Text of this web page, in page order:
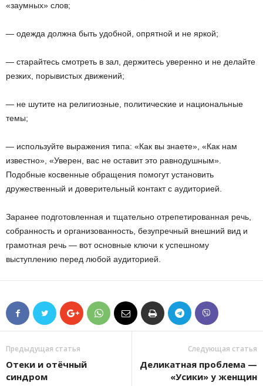
«заумных» слов;
— одежда должна быть удобной, опрятной и не яркой;
— старайтесь смотреть в зал, держитесь уверенно и не делайте
резких, порывистых движений;
— не шутите на религиозные, политические и национальные
темы;
— используйте выражения типа: «Как вы знаете», «Как нам
известно», «Уверен, вас не оставит это равнодушным».
Подобные косвенные обращения помогут установить
дружественный и доверительный контакт с аудиторией.
Заранее подготовленная и тщательно отрепетированная речь,
собранность и организованность, безупречный внешний вид и
грамотная речь — вот основные ключи к успешному
выступлению перед любой аудиторией.
Предыдущая статья
Отеки и отёчный
синдром
Следующая статья
Деликатная проблема —
«Усики» у женщин